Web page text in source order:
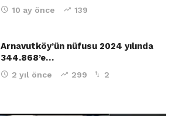
10 ay önce 139
Arnavutköy’ün nüfusu 2024 yılında
344.868’e…
2 yıl önce 299 2